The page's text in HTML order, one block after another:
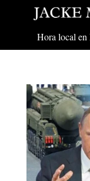
Hora local en